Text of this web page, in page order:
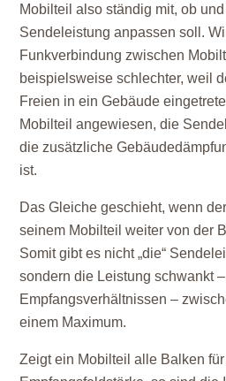
Mobilteil also ständig mit, ob
Sendeleistung anpassen soll.
Funkverbindung zwischen
beispielsweise schlechter, weil
Freien in ein Gebäude
Mobilteil angewiesen, die
die zusätzliche
ist.
Das Gleiche geschieht, wenn
seinem Mobilteil weiter von der
Somit gibt es nicht „die“
sondern die Leistung schwankt
Empfangsverhältnissen –
einem Maximum.
Zeigt ein Mobilteil alle Balken